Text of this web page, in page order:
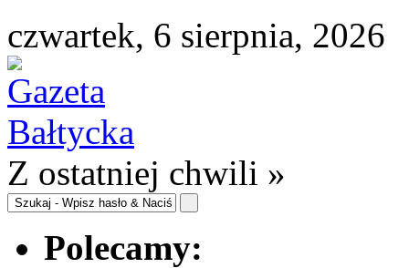
czwartek, 6 sierpnia, 2026
Z ostatniej chwili »
Polecamy: